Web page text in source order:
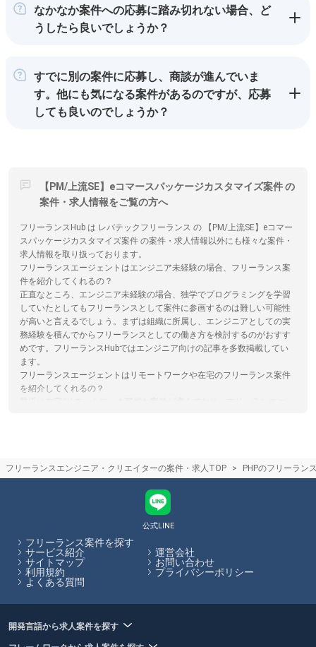
なかなか案件への応募に踏み切れない場合、ど
うしたら良いでしょうか？
すでに別の案件に応募し、商談が進んでいま
す。他にも気になる案件があるのですが、応募
しても良いのでしょうか？
【PM/上流SE】eコマースパッケージカスタマイズ案件 の
案件・求人情報をご覧の方へ
フリーランスHub は レバテックフリーランス の 【PM/上流SE】eコマー
スパッケージカスタマイズ案件 の案件・求人情報以外にも様々な案件・
求人情報を取り扱っております。
フリーランスエージェントはエンジニア未経験の場合、フリーランス案
件を紹介してくれるの？
正直なところ、エンジニア未経験の場合、独学でプログラミングを学習
していたとしてもフリーランスとして案件に参画するのは難しい可能性
が高いと言えるでしょう。まずは組織に所属し、エンジニアとしての実
務経験を積んでからフリーランスとしての働き方を検討するのがおすす
めです。フリーランスHubではエンジニア向けの記事を多数掲載してい
ます。
フリーランスエージェントはリモートワークや在宅のフリーランス案件
を紹介してくれるの？
ス内容やその比較をサイト内で行うことができます。
フリーランスエージェントは企業の案件とフリーランスを検討している
人のマッチングをカウンセリングや営業代行を通してサポートするのに
対し。クラウドソーシングはサイト上で直接案件を探すものになりま
す。クラウドソーシングサイトを利用する際は、フリーランスと発注者
が直接プラットフォームでやり取りするため、エージェントによるサポ
ートはありません。フリーランスHubではフリーランスエージェントの
保有する案件を多数掲載しています。
フリーランスHubはお客様のフリーランス案件探しを最大限サポートし
フリーランスエンジニア・クリエイターの案件・求人TOP PHPのフリーラン
公式LINE
フリーランス案件を探す
サービス紹介
運営会社
サイトマップ
お問い合わせ
利用規約
プライバシーポリシー
よくある質問
開発言語から求人案件を探す